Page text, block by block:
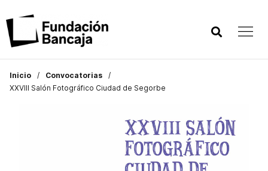
Inicio
Convocatorias
XXVIII Salón Fotográfico Ciudad de Segorbe